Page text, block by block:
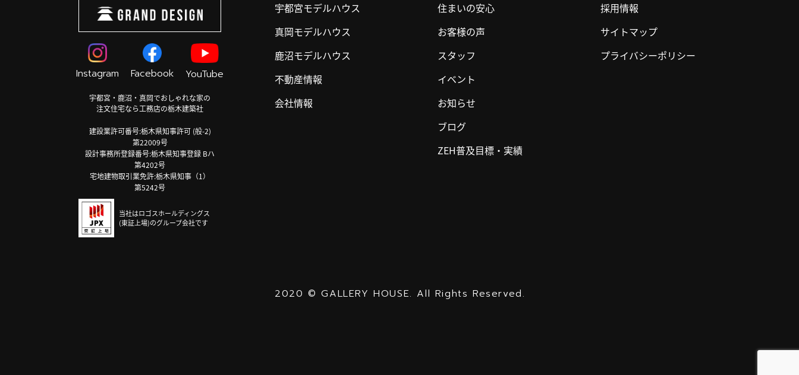
Instagram Facebook YouTube
宇都宮・鹿沼・真岡でおしゃれな家の
注文住宅なら工務店の栃木建築社
建設業許可番号:栃木県知事許可 (般-2)
第22009号
設計事務所登録番号:栃木県知事登録 Bハ
第4202号
宅地建物取引業免許:栃木県知事（1）
第5242号
当社はロゴスホールディングス
(東証上場)のグループ会社です
宇都宮モデルハウス
真岡モデルハウス
鹿沼モデルハウス
不動産情報
会社情報
住まいの安心
お客様の声
スタッフ
イベント
お知らせ
ブログ
ZEH普及目標・実績
採用情報
サイトマップ
プライバシーポリシー
2020 ©GALLERY HOUSE. All Rights Reserved.